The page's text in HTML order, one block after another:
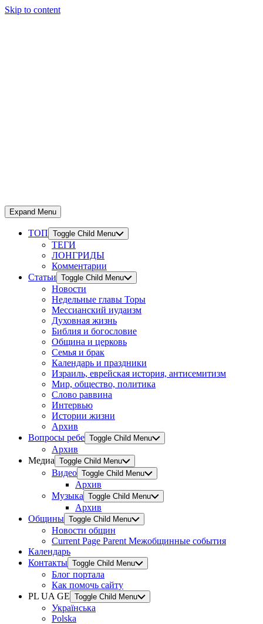
Skip to content
Expand Menu
ТОП Toggle Child Menu
ТЕГИ
ЛОНГРИДЫ
Комментарии
Статьи Toggle Child Menu
Новости
Недельные главы Торы
Мессианский иудаизм
Духовная жизнь
Библия и богословие
Община и церковь
Семья и брак
Календарь и праздники
Израиль, еврейская история, антисемитизм
Мир, общество, политика
Слово раввина
Интервью
Истории жизни
Архив
Вопросы ребе Toggle Child Menu
Архив
Медиа Toggle Child Menu
Видео Toggle Child Menu
Архив
Музыка Toggle Child Menu
Архив
Общины Toggle Child Menu
Новости общин
Current Page Parent Межобщинные события
Календарь
Контакты Toggle Child Menu
Блог портала
Как помочь сайту
PL UA GE Toggle Child Menu
Українська
Polska